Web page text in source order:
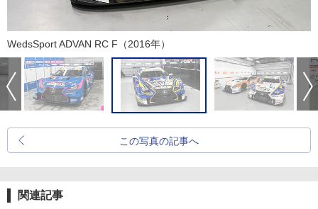
WedsSport ADVAN RC F（2016年）
この写真の記事へ
関連記事